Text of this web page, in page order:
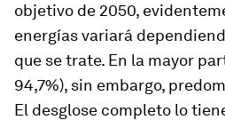
objetivo de 2050,
energías variará
que se trate. En la mayor
94,7%), sin embargo,
El desglose completo lo